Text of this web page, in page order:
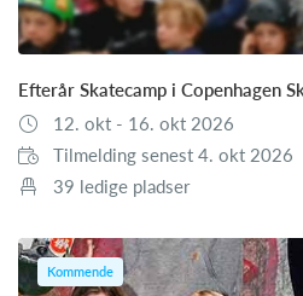
Efterår Skatecamp i Copenhagen
12. okt - 16. okt 2026
Tilmelding senest 4. okt 2026
39 ledige pladser
Kommende